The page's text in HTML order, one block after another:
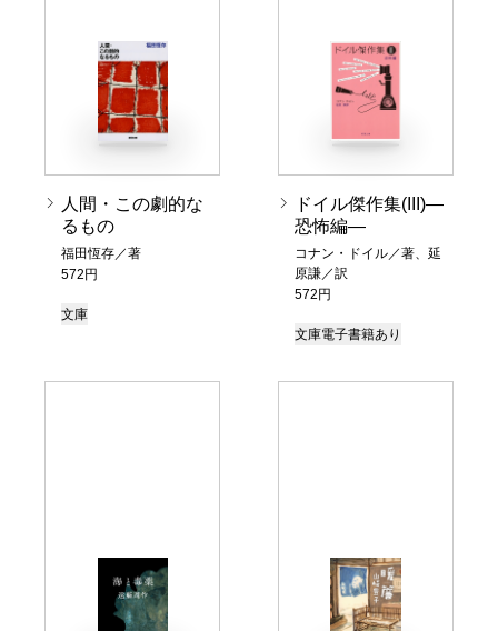
人間・この劇的な
るもの
福田恆存／著
572円
文庫
ドイル傑作集(III)―
恐怖編―
コナン・ドイル／著、延
原謙／訳
572円
文庫電子書籍あり